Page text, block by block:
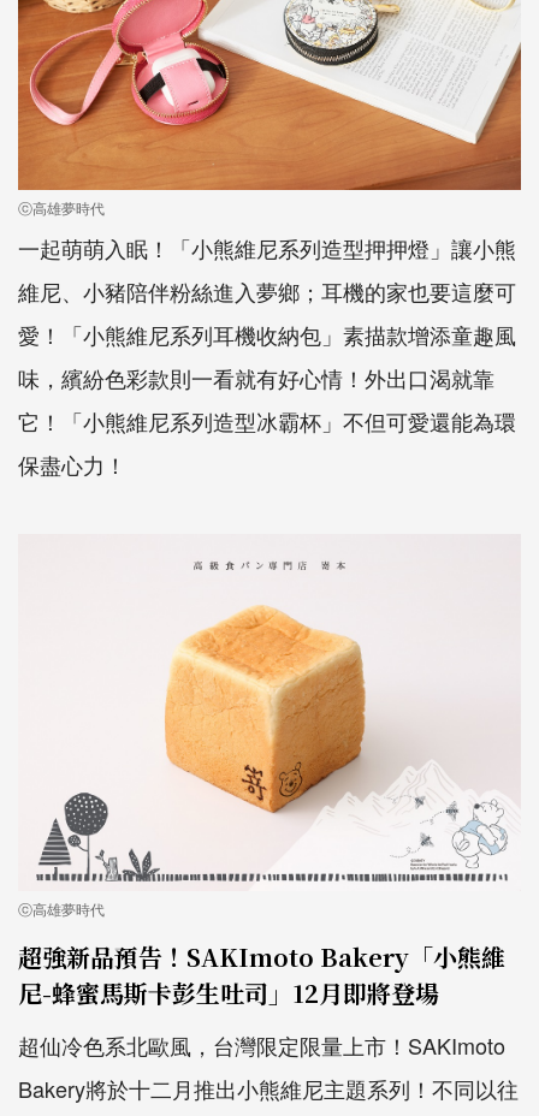
ⓒ高雄夢時代
一起萌萌入眠！「小熊維尼系列造型押押燈」讓小熊
維尼、小豬陪伴粉絲進入夢鄉；耳機的家也要這麼可
愛！「小熊維尼系列耳機收納包」素描款增添童趣風
味，繽紛色彩款則一看就有好心情！外出口渴就靠
它！「小熊維尼系列造型冰霸杯」不但可愛還能為環
保盡心力！
ⓒ高雄夢時代
超強新品預告！SAKImoto Bakery「小熊維
尼-蜂蜜馬斯卡彭生吐司」12月即將登場
超仙冷色系北歐風，台灣限定限量上市！SAKImoto
Bakery將於十二月推出小熊維尼主題系列！不同以往